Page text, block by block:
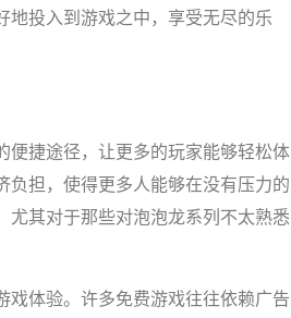
投入到游戏之中，享受无尽的乐
便捷途径，让更多的玩家能够轻松体
担，使得更多人能够在没有压力的
其对于那些对泡泡龙系列不太熟悉
戏体验。许多免费游戏往往依赖广告